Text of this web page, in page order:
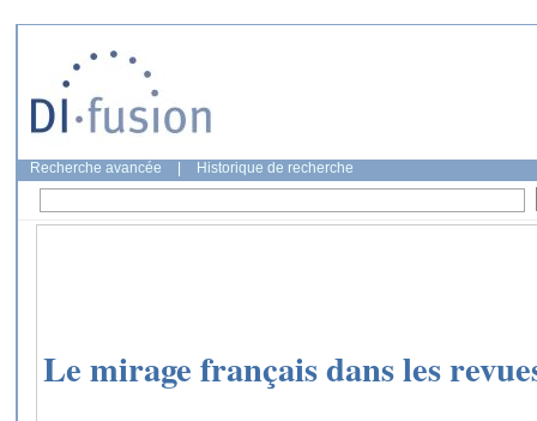
Recherche avancée Historique de recherche
Le mirage français dans les